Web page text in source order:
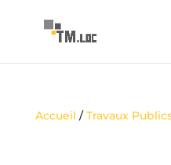
Accueil /Travaux